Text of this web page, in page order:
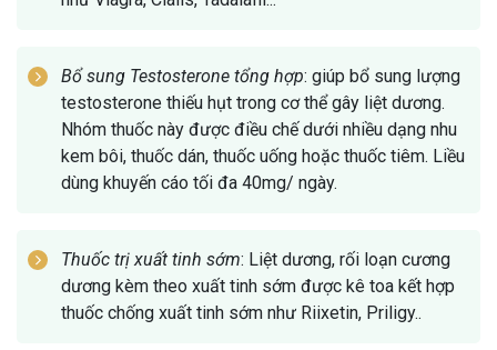
Bổ sung Testosterone tổng hợp: giúp bổ sung lượng
testosterone thiếu hụt trong cơ thể gây liệt dương.
Nhóm thuốc này được điều chế dưới nhiều dạng nhu
kem bôi, thuốc dán, thuốc uống hoặc thuốc tiêm. Liều
dùng khuyến cáo tối đa 40mg/ ngày.
Thuốc trị xuất tinh sớm: Liệt dương, rối loạn cương
dương kèm theo xuất tinh sớm được kê toa kết hợp
thuốc chống xuất tinh sớm như Riixetin, Priligy..